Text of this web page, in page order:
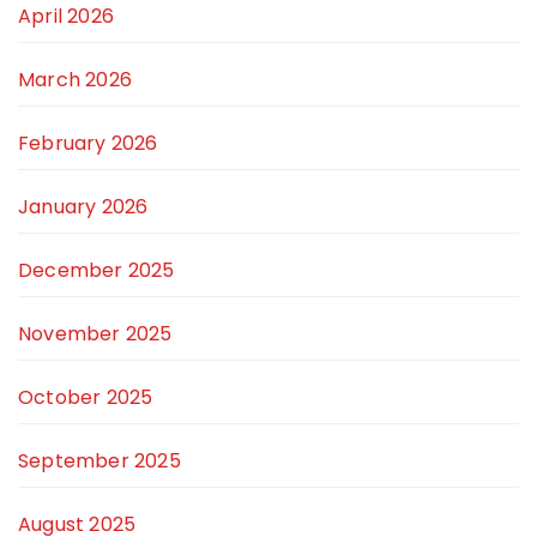
April 2026
March 2026
February 2026
January 2026
December 2025
November 2025
October 2025
September 2025
August 2025